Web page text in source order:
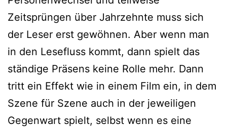
Zeitsprüngen über Jahrzehnte muss sich
der Leser erst gewöhnen. Aber wenn man
in den Lesefluss kommt, dann spielt das
ständige Präsens keine Rolle mehr. Dann
tritt ein Effekt wie in einem Film ein, in dem
Szene für Szene auch in der jeweiligen
Gegenwart spielt, selbst wenn es eine